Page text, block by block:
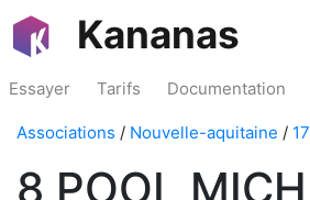
Kananas
Essayer Tarifs Documentation
Associations / Nouvelle-aquitaine / 17
8 POOL MICH